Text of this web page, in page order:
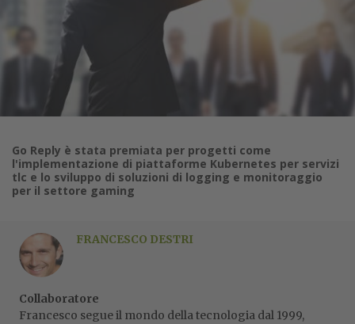
Go Reply è stata premiata per progetti come
l'implementazione di piattaforme Kubernetes per servizi
tlc e lo sviluppo di soluzioni di logging e monitoraggio
per il settore gaming
FRANCESCO DESTRI
Collaboratore
Francesco segue il mondo della tecnologia dal 1999,